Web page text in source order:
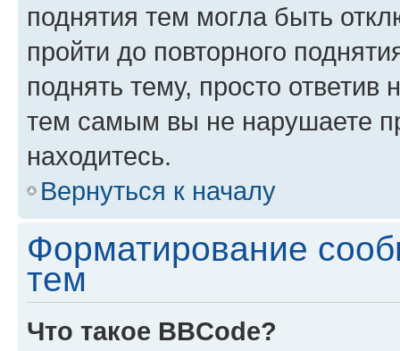
поднятия тем могла быть
пройти до повторного
поднять тему, просто ответив
тем самым вы не нарушаете
находитесь.
Вернуться к началу
Форматирование
тем
Что такое BBCode?